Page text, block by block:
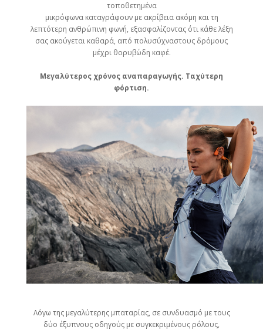
τοποθετημένα
μικρόφωνα καταγράφουν με ακρίβεια ακόμη και τη
λεπτότερη ανθρώπινη φωνή, εξασφαλίζοντας ότι κάθε λέξη
σας ακούγεται καθαρά, από πολυσύχναστους δρόμους
μέχρι θορυβώδη καφέ.
Μεγαλύτερος χρόνος αναπαραγωγής. Ταχύτερη
φόρτιση.
Λόγω της μεγαλύτερης μπαταρίας, σε συνδυασμό με τους
δύο έξυπνους οδηγούς με συγκεκριμένους ρόλους,